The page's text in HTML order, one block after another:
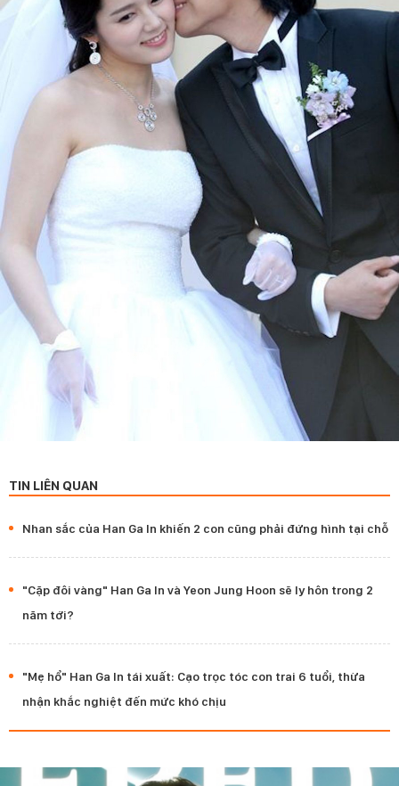
TIN LIÊN QUAN
Nhan sắc của Han Ga In khiến 2 con cũng phải đứng hình tại chỗ
"Cặp đôi vàng" Han Ga In và Yeon Jung Hoon sẽ ly hôn trong 2
năm tới?
"Mẹ hổ" Han Ga In tái xuất: Cạo trọc tóc con trai 6 tuổi, thừa
nhận khắc nghiệt đến mức khó chịu